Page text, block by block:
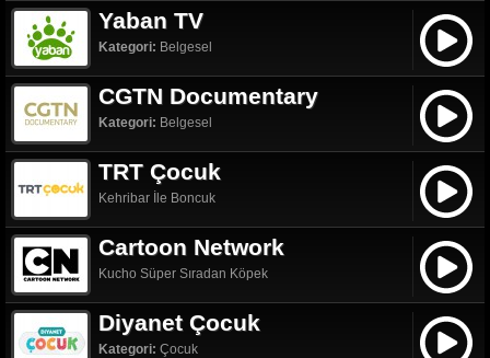
Yaban TV
Kategori: Belgesel
CGTN Documentary
Kategori: Belgesel
TRT Çocuk
Kehribar İle Boncuk
Cartoon Network
Kucho Süper Sıradan Köpek
Diyanet Çocuk
Kategori: Çocuk